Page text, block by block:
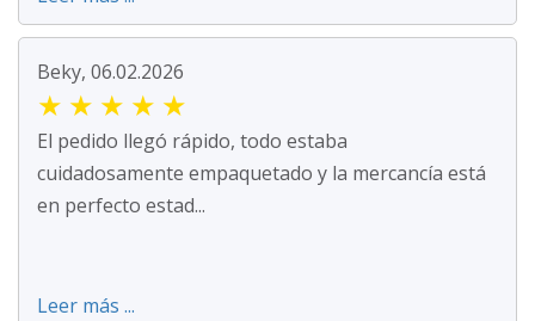
Beky, 06.02.2026
★ ★ ★ ★ ★
El pedido llegó rápido, todo estaba
cuidadosamente empaquetado y la mercancía está
en perfecto estad...
Leer más ...